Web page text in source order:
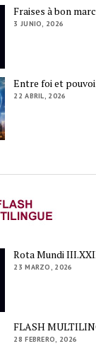
Fraises à bon
3 JUNIO, 2026
Entre foi et
22 ABRIL, 2026
Rota Mundi
23 MARZO, 2026
FLASH
28 FEBRERO, 2026